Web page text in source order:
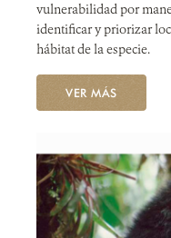
vulnerabilidad por
identificar y priorizar
hábitat de la especie.
VER MÁS